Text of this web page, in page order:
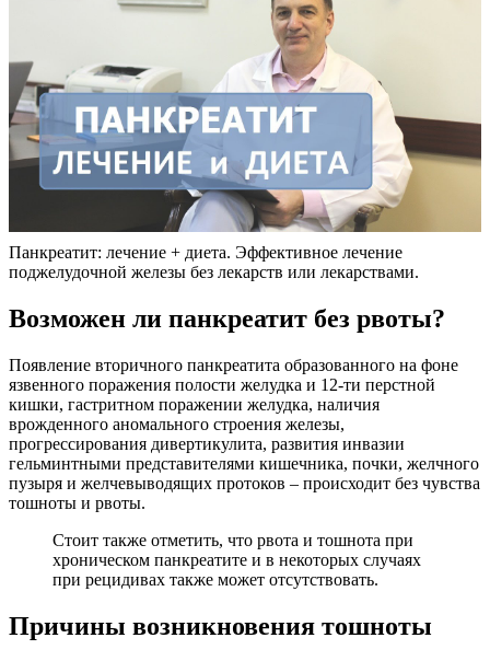
Панкреатит: лечение + диета. Эффективное лечение
поджелудочной железы без лекарств или лекарствами.
Возможен ли панкреатит без рвоты?
Появление вторичного панкреатита образованного на фоне
язвенного поражения полости желудка и 12-ти перстной
кишки, гастритном поражении желудка, наличия
врожденного аномального строения железы,
прогрессирования дивертикулита, развития инвазии
гельминтными представителями кишечника, почки, желчного
пузыря и желчевыводящих протоков – происходит без чувства
тошноты и рвоты.
Стоит также отметить, что рвота и тошнота при
хроническом панкреатите и в некоторых случаях
при рецидивах также может отсутствовать.
Причины возникновения тошноты